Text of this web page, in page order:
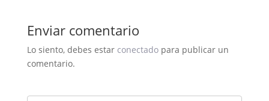
Enviar comentario
Lo siento, debes estar conectadopara publicar un
comentario.